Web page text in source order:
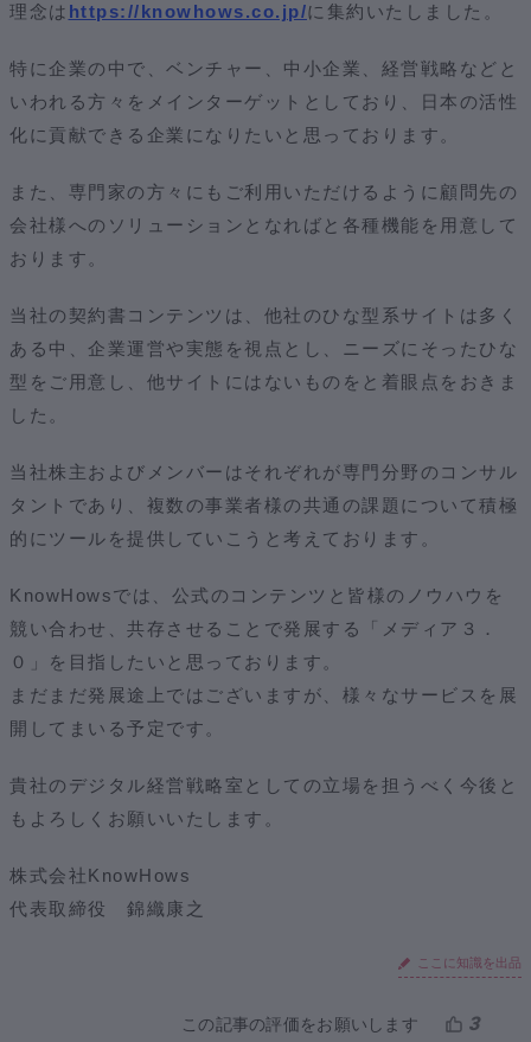
理念は https://knowhows.co.jp/に集約いたしました。
特に企業の中で、ベンチャー、中小企業、経営戦略などと
いわれる方々をメインターゲットとしており、日本の活性
化に貢献できる企業になりたいと思っております。
また、専門家の方々にもご利用いただけるように顧問先の
会社様へのソリューションとなればと各種機能を用意して
おります。
当社の契約書コンテンツは、他社のひな型系サイトは多く
ある中、企業運営や実態を視点とし、ニーズにそったひな
型をご用意し、他サイトにはないものをと着眼点をおきま
した。
当社株主およびメンバーはそれぞれが専門分野のコンサル
タントであり、複数の事業者様の共通の課題について積極
的にツールを提供していこうと考えております。
KnowHowsでは、公式のコンテンツと皆様のノウハウを
競い合わせ、共存させることで発展する「メディア３．
０」を目指したいと思っております。
まだまだ発展途上ではございますが、様々なサービスを展
開してまいる予定です。
貴社のデジタル経営戦略室としての立場を担うべく今後と
もよろしくお願いいたします。
株式会社KnowHows
代表取締役 錦織康之
ここに知識を出品
この記事の評価をお願いします 3